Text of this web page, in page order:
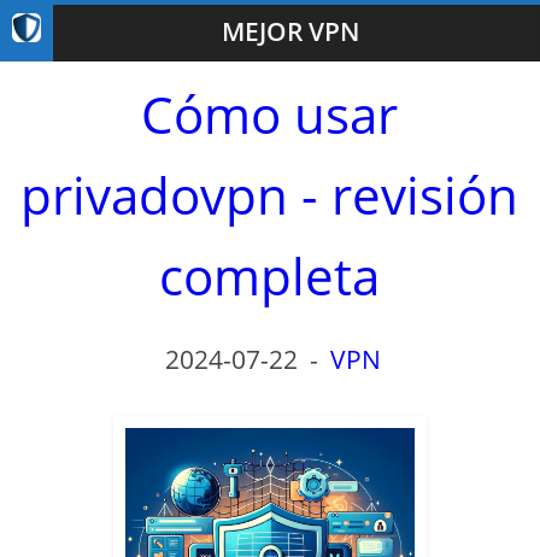
MEJOR VPN
Cómo usar
privadovpn - revisión
completa
2024-07-22 - VPN